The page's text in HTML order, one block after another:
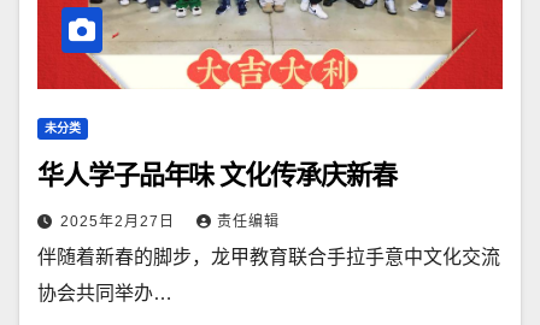
未分类
华人学子品年味 文化传承庆新春
2025年2月27日 责任编辑
伴随着新春的脚步，龙甲教育联合手拉手意中文化交流
协会共同举办…